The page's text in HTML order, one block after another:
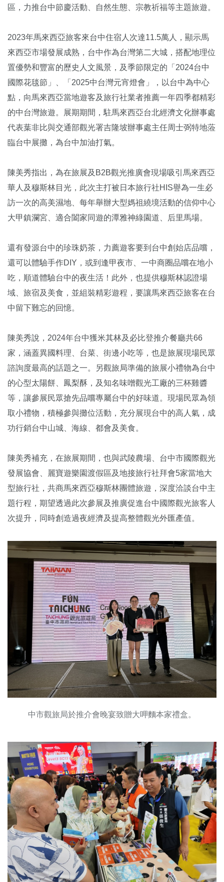
區，力推台中節慶活動、自然生態、宗教祈福等主題旅遊。
2023年馬來西亞旅客來台中住宿人次達11.5萬人，顯示馬
來西亞市場發展成熟，台中作為台灣第二大城，搭配地理位
置優勢和豐富的歷史人文風景，及季節限定的「2024台中
國際花毯節」、「2025中台灣元宵燈會」，以台中為中心
點，向馬來西亞當地遊客及旅行社業者推薦一年四季都精彩
的中台灣旅遊。展期期間，駐馬來西亞台北經濟文化辦事處
代表葉非比與交通部觀光署吉隆坡辦事處主任周士弼特地蒞
臨台中展攤，為台中加油打氣。
陳美秀指出，為在旅展及B2B觀光推廣會現場吸引馬來西亞
華人及穆斯林目光，此次主打被日本旅行社HIS譽為一生必
訪一次的高美濕地、每年舉辦大型媽祖繞境活動的信仰中心
大甲鎮瀾宮、適合闔家同遊的潭雅神綠園道、后里馬場。
還有發源台中的珍珠奶茶，力薦遊客要到台中創始店品嚐，
還可以體驗手作DIY，或到逢甲夜市、一中商圈品嚐在地小
吃，順道體驗台中的夜生活！此外，也提供穆斯林認證場
域、旅宿及美食，並組裝精彩遊程，要讓馬來西亞旅客在台
中留下難忘的回憶。
陳美秀說，2024年台中獲米其林及必比登推介餐廳共66
家，涵蓋異國料理、台菜、街邊小吃等，也是旅展現場民眾
諮詢度最高的話題之一。另觀旅局準備的旅展小禮物為台中
的心型太陽餅、鳳梨酥，及知名味噌觀光工廠的三杯雞醬
等，讓參展民眾搶先品嚐專屬台中的好味道。現場民眾為領
取小禮物，積極參與攤位活動，充分展現台中的高人氣，成
功行銷台中山城、海線、都會及美食。
陳美秀補充，在旅展期間，也與武陵農場、台中市國際觀光
發展協會、麗寶遊樂園渡假區及地接旅行社拜會5家當地大
型旅行社，共商馬來西亞穆斯林團體旅遊，深度洽談台中主
題行程，期望透過此次參展及推廣促進台中國際觀光旅客人
次提升，同時創造過夜經濟及提高整體觀光外匯產值。
中市觀旅局於推介會晚宴致贈大呷麵本家禮盒。